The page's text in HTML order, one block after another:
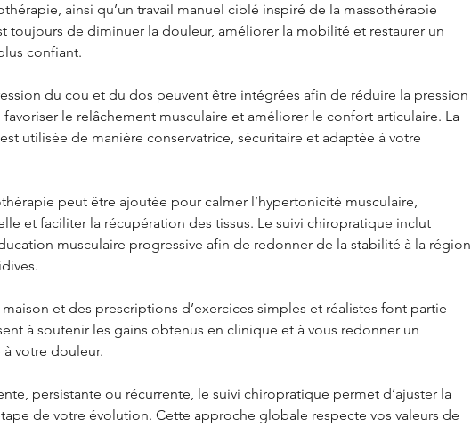
ainsi qu’un travail manuel ciblé inspiré de la massothérapie
toujours de diminuer la douleur, améliorer la mobilité et restaurer un
confiant.
du cou et du dos peuvent être intégrées afin de réduire la pression
favoriser le relâchement musculaire et améliorer le confort articulaire. La
utilisée de manière conservatrice, sécuritaire et adaptée à votre
peut être ajoutée pour calmer l’hypertonicité musculaire,
et faciliter la récupération des tissus. Le suivi chiropratique inclut
musculaire progressive afin de redonner de la stabilité à la région
et des prescriptions d’exercices simples et réalistes font partie
à soutenir les gains obtenus en clinique et à vous redonner un
votre douleur.
persistante ou récurrente, le suivi chiropratique permet d’ajuster la
de votre évolution. Cette approche globale respecte vos valeurs de